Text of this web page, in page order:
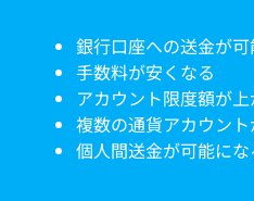
銀行口座への送金が可
手数料が安くなる
アカウント限度額が上
複数の通貨アカウン
個人間送金が可能にな